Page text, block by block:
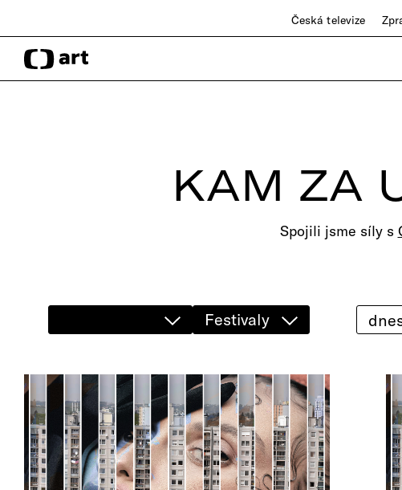
Česká televize
KAM ZA
Spojili jsme síly s
Festivaly